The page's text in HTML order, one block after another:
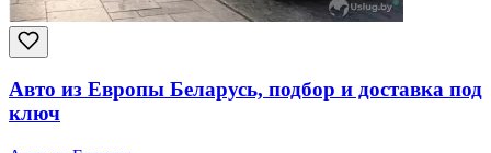
Авто из Европы Беларусь, подбор и доставка под
ключ